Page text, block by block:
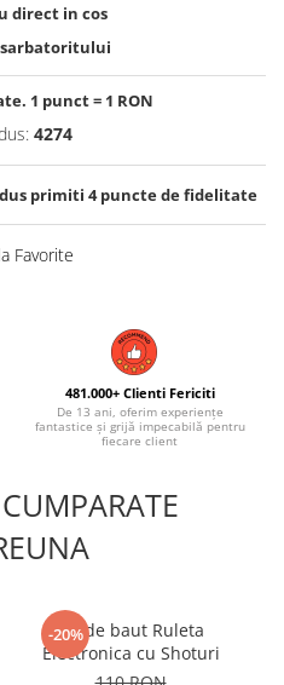
direct in cos
1 punct = 1 RON
4274
primiti 4puncte de fidelitate
Favorite
481.000+ Clienti Fericiti
De 13 ani, oferim experiențe
fantastice și grijă impecabilă pentru
fiecare client
-20%
Joc de baut Ruleta
Electronica cu Shoturi